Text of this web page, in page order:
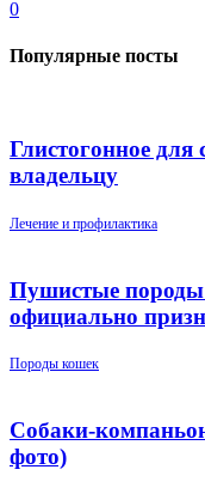
0
Популярные посты
Глистогонное для
владельцу
Лечение и профилактика
Пушистые породы
официально
Породы кошек
Собаки-
фото)